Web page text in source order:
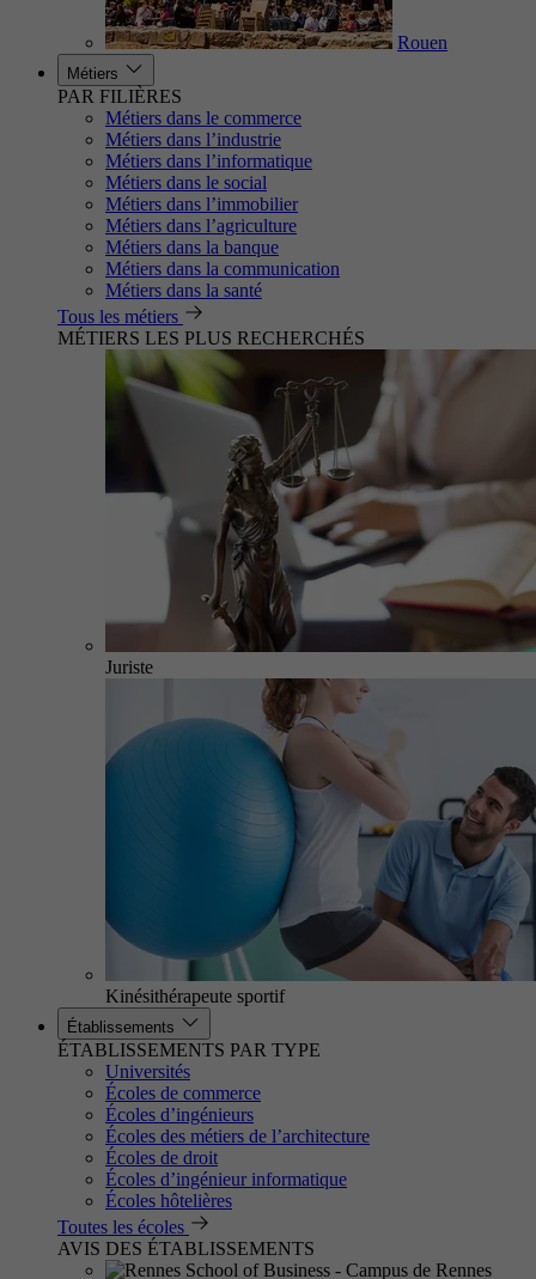
Rouen
Métiers
PAR FILIÈRES
Métiers dans le commerce
Métiers dans l’industrie
Métiers dans l’informatique
Métiers dans le social
Métiers dans l’immobilier
Métiers dans l’agriculture
Métiers dans la banque
Métiers dans la communication
Métiers dans la santé
Tous les métiers
MÉTIERS LES PLUS RECHERCHÉS
Juriste
Kinésithérapeute sportif
Établissements
ÉTABLISSEMENTS PAR TYPE
Universités
Écoles de commerce
Écoles d’ingénieurs
Écoles des métiers de l’architecture
Écoles de droit
Écoles d’ingénieur informatique
Écoles hôtelières
Toutes les écoles
AVIS DES ÉTABLISSEMENTS